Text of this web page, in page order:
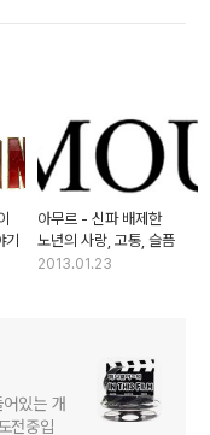
기
아무르 - 신파 배제한
노년의 사랑, 고통, 슬픔
2013.01.23
있는 개
전중입